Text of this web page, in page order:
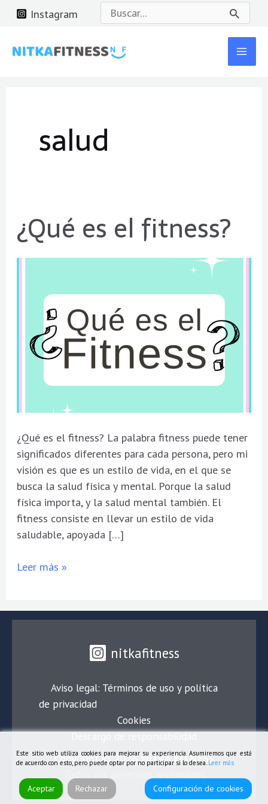
Instagram
Buscar
por:
salud
¿Qué es el fitness?
¿Qué es el fitness? La palabra fitness puede tener
significados diferentes para cada persona, pero mi
visión es que es un estilo de vida, en el que se
busca la salud física y mental. Porque la salud
física importa, y la salud mental también. El
fitness consiste en llevar un estilo de vida
saludable, apoyada […]
¿Qué
es
Leer más »
nitkafitness
Aviso legal: Términos de uso y política
de privacidad
Cookies
Descargo de responsabilidad
Copyright © 2026NITKA FITNESS
Este sitio web utiliza cookies para mejorar su experiencia. Asumiremos que está
de acuerdo con esto, pero puede optar por no participar si lo desea. Leer más
Aceptar Rechazar Configuración de cookies